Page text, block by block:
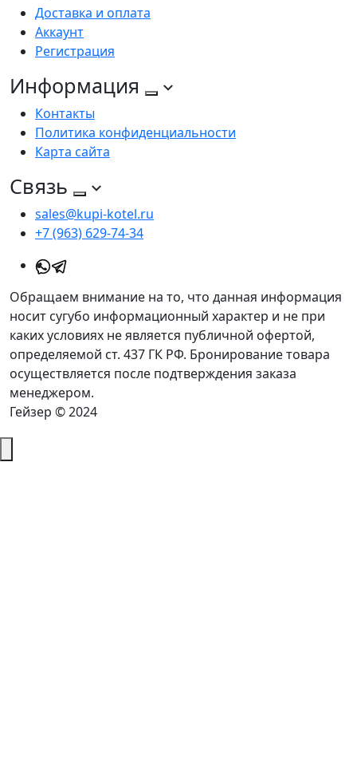
Доставка и оплата
Аккаунт
Регистрация
Информация
Контакты
Политика конфиденциальности
Карта сайта
Связь
sales@kupi-kotel.ru
+7 (963) 629-74-34
Обращаем внимание на то, что данная информация
носит сугубо информационный характер и не при
каких условиях не является публичной офертой,
определяемой ст. 437 ГК РФ. Бронирование товара
осуществляется после подтверждения заказа
менеджером.
Гейзер © 2024